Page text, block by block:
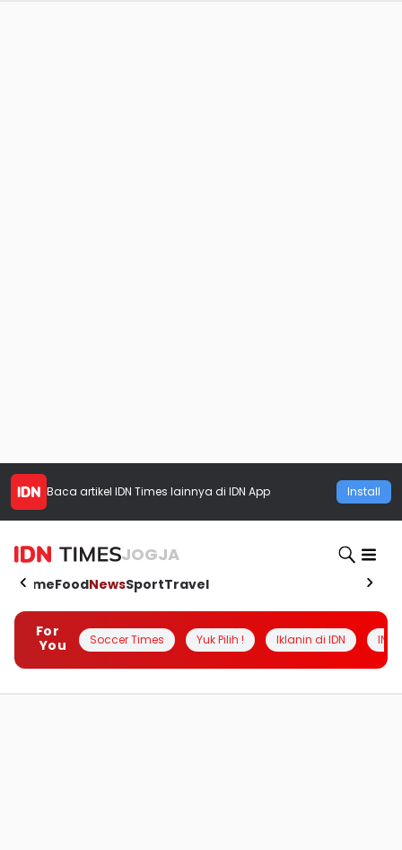
Baca artikel IDN Times lainnya di IDN App Install
JOGJA
HomeFoodNewsSportTravel
For
You
Soccer Times Yuk Pilih ! Iklanin di IDN